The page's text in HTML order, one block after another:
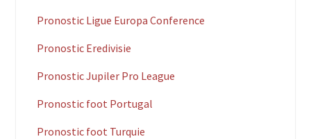
Pronostic Ligue Europa Conference
Pronostic Eredivisie
Pronostic Jupiler Pro League
Pronostic foot Portugal
Pronostic foot Turquie